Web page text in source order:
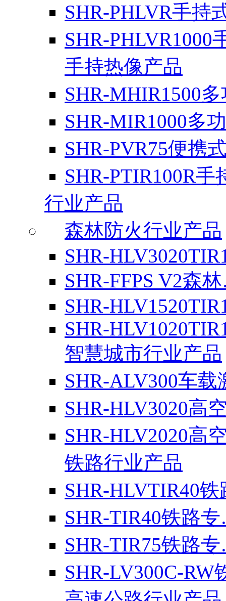
SHR-PHLVR手持
SHR-
手持热像产品
SHR-MHIR1500
SHR-MIR1000多
SHR-PVR75便携
SHR-PTIR100R
行业产品
森林防火行业产品
SHR-
SHR-FFPS V2森
SHR-
SHR-
智慧城市行业产品
SHR-ALV300车
SHR-HLV3020高
SHR-HLV2020高
铁路行业产品
SHR-HLVTIR40
SHR-TIR40铁路
SHR-TIR75铁路
SHR-LV300C-